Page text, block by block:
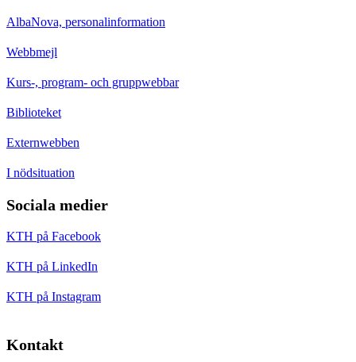
AlbaNova, personalinformation
Webbmejl
Kurs-, program- och gruppwebbar
Biblioteket
Externwebben
I nödsituation
Sociala medier
KTH på Facebook
KTH på LinkedIn
KTH på Instagram
Kontakt